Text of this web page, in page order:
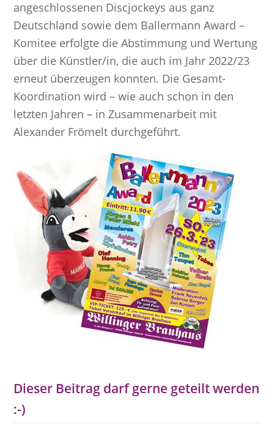
angeschlossenen Discjockeys aus ganz
Deutschland sowie dem Ballermann Award –
Komitee erfolgte die Abstimmung und Wertung
über die Künstler/in, die auch im Jahr 2022/23
erneut überzeugen konnten. Die Gesamt-
Koordination wird – wie auch schon in den
letzten Jahren – in Zusammenarbeit mit
Alexander Frömelt durchgeführt.
Dieser Beitrag darf gerne geteilt werden
:-)